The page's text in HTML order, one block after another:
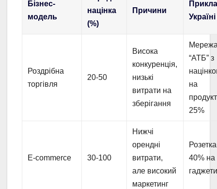
Бізнес-
модель
націнка
(%)
Причини
Україні
Роздрібна
торгівля
20-50
Висока
конкуренція,
низькі
витрати на
зберігання
“АТБ” з
на
25%
E-commerce 30-100
Нижчі
орендні
витрати,
але високий
маркетинг
40% на